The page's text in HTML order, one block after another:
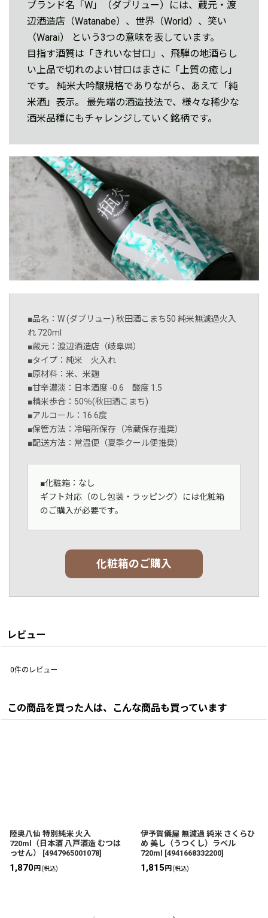
ブランド名「W」（ダブリュー）には、蔵元・渡
辺酒造店（Watanabe）、世界（World）、笑い
（Warai） という3つの意味を表しています。
目指す酒質は「きれいな甘口」、飛騨の地酒らし
い上品で切れのよい甘口はまさに「上質の癒し」
です。 純米大吟醸規格でありながら、あえて「純
米酒」表示。 最先端の酒造技法で、様々な稀少な
酒米品種にもチャレンジしていく銘柄です。
■品名：W (ダブリュー) 秋田酒こまち50 純米無濾過火入
れ 720ml
■蔵元：渡辺酒造店（岐阜県）
■タイプ：純米 火入れ
■原材料：米、米麹
■甘辛濃淡：日本酒度 -0.6 酸度 1.5
■精米歩合：50％(秋田酒こまち)
■アルコール：16.6度
■保管方法：冷暗所保存（冷蔵保存推奨）
■配送方法：常温便（夏季クール便推奨）
■化粧箱：なし
ギフト対応（のし包装・ラッピング）には化粧箱
のご購入が必要です。
化粧箱のご購入
レビュー
0件のレビュー
この商品を買った人は、こんな商品も買っています
陸奥八仙 特別純米 火入
720ml（日本酒 八戸酒造 むつは
っせん）
[4947965001078]
1,870円 (税込)
伊予賀儀屋 無濾過 純米 さくらひ
め 美し（うつくし）ラベル
720ml
[4941668332200]
1,815 円 (税込)